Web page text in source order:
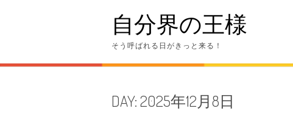
自分界の王様
そう呼ばれる日がきっと来る！
DAY:2025年12月8日